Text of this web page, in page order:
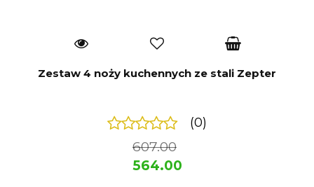
Zestaw 4 noży kuchennych ze stali Zepter
(0)
607.00
564.00